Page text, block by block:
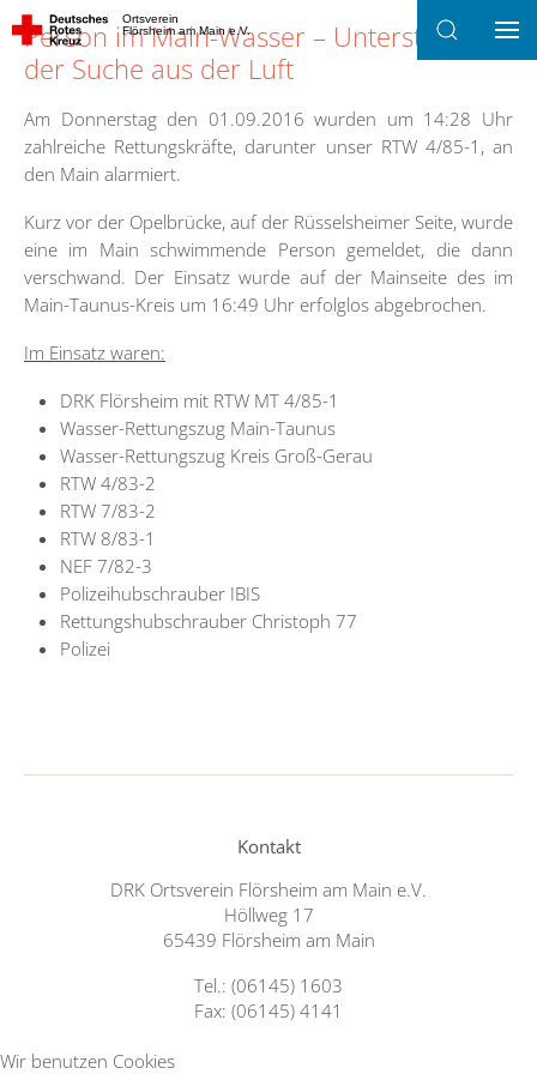
Zum Hauptinhalt springen
Ortsverein
Flörsheim am Main e.V.
Person im Main-Wasser – Unterstützung
der Suche aus der Luft
Am Donnerstag den 01.09.2016 wurden um 14:28 Uhr
zahlreiche Rettungskräfte, darunter unser RTW 4/85-1, an
den Main alarmiert.
Kurz vor der Opelbrücke, auf der Rüsselsheimer Seite, wurde
eine im Main schwimmende Person gemeldet, die dann
verschwand. Der Einsatz wurde auf der Mainseite des im
Main-Taunus-Kreis um 16:49 Uhr erfolglos abgebrochen.
Im Einsatz waren:
DRK Flörsheim mit RTW MT 4/85-1
Wasser-Rettungszug Main-Taunus
Wasser-Rettungszug Kreis Groß-Gerau
RTW 4/83-2
RTW 7/83-2
RTW 8/83-1
NEF 7/82-3
Polizeihubschrauber IBIS
Rettungshubschrauber Christoph 77
Polizei
Kontakt
DRK Ortsverein Flörsheim am Main e.V.
Höllweg 17
65439 Flörsheim am Main
Tel.: (06145) 1603
Fax: (06145) 4141
Wir benutzen Cookies